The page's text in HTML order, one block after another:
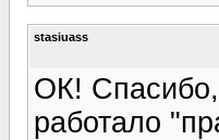
stasiuass
ОК!
работало